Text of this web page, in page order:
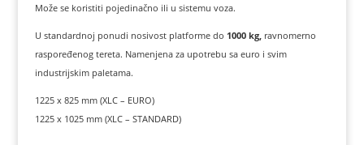
Može se koristiti pojedinačno ili u sistemu voza.
U standardnoj ponudi nosivost platforme do 1000 kg, ravnomerno
raspoređenog tereta. Namenjena za upotrebu sa euro i svim
industrijskim paletama.
1225 x 825 mm (XLC – EURO)
1225 x 1025 mm (XLC – STANDARD)